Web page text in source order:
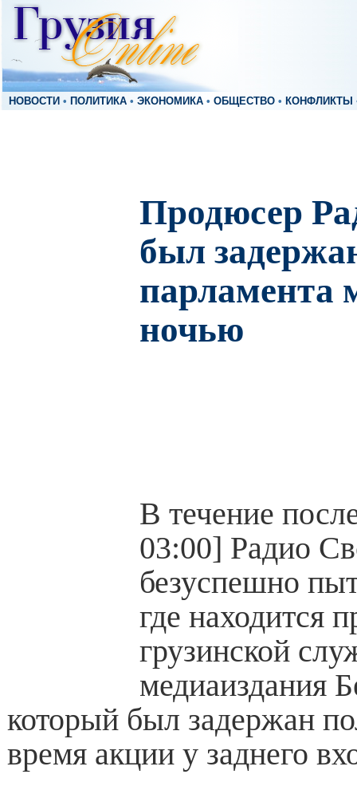
НОВОСТИ • ПОЛИТИКА • ЭКОНОМИКА • ОБЩЕСТВО • КОНФЛИКТЫ
Продюсер
был
парламента
ночью
В течение
03:00] Радио
безуспешно
где находится
грузинской
медиаиздания
который был задержан
время акции у заднего